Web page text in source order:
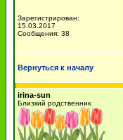
Зарегистрирован:
15.03.2017
Сообщения: 38
Вернуться к началу
irina-sun
Близкий родственник